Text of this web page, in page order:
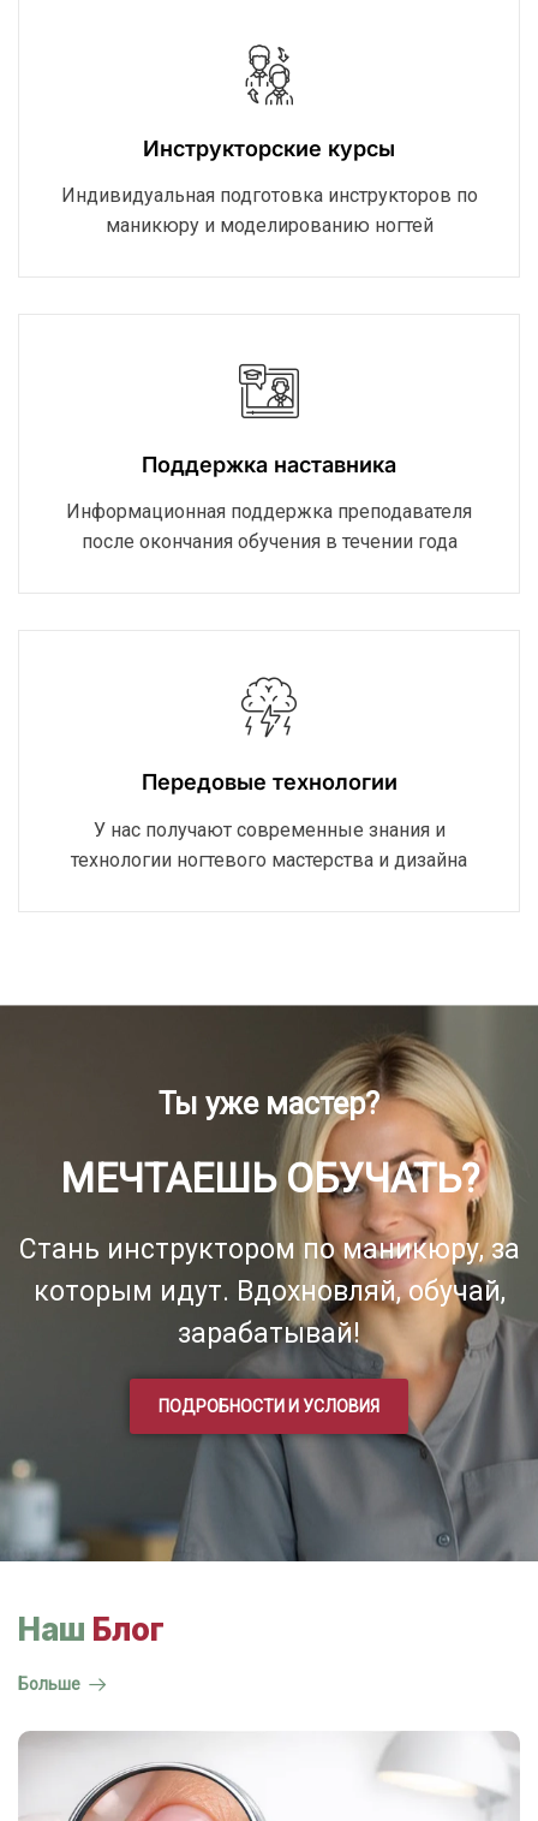
Инструкторские курсы
Индивидуальная подготовка инструкторов по
маникюру и моделированию ногтей
Поддержка наставника
Информационная поддержка преподавателя
после окончания обучения в течении года
Передовые технологии
У нас получают современные знания и
технологии ногтевого мастерства и дизайна
Ты уже мастер?
МЕЧТАЕШЬ ОБУЧАТЬ?
Стань инструктором по маникюру, за
которым идут. Вдохновляй, обучай,
зарабатывай!
ПОДРОБНОСТИ И УСЛОВИЯ
Наш Блог
Больше